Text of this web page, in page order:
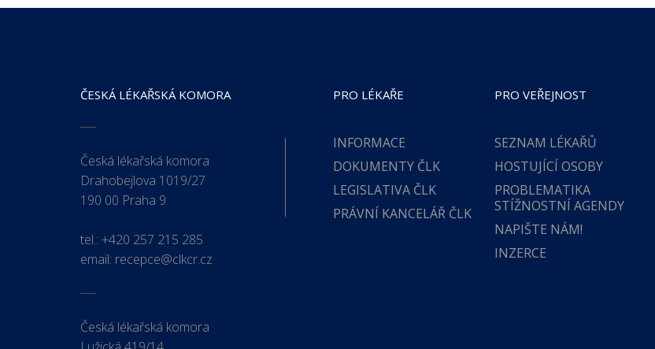
ČESKÁ LÉKAŘSKÁ KOMORA
Česká lékařská komora
Drahobejlova 1019/27
190 00 Praha 9
tel.: +420 257 215 285
email: recepce@clkcr.cz
Česká lékařská komora
PRO LÉKAŘE
INFORMACE
DOKUMENTY ČLK
LEGISLATIVA ČLK
PRÁVNÍ KANCELÁŘ ČLK
PRO VEŘEJNOST
SEZNAM LÉKAŘŮ
HOSTUJÍCÍ OSOBY
PROBLEMATIKA
STÍŽNOSTNÍ AGENDY
NAPIŠTE NÁM!
INZERCE